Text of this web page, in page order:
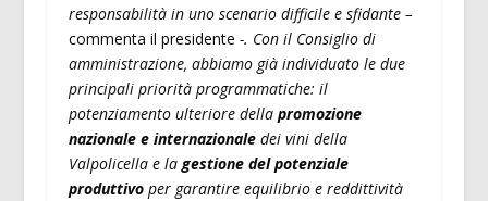
responsabilità in uno scenario difficile e sfidante –
commenta il presidente -. Con il Consiglio di
amministrazione, abbiamo già individuato le due
principali priorità programmatiche: il
potenziamento ulteriore della promozione
nazionale e internazionale dei vini della
Valpolicella e lagestione del potenziale
produttivoper garantire equilibrio e reddittività